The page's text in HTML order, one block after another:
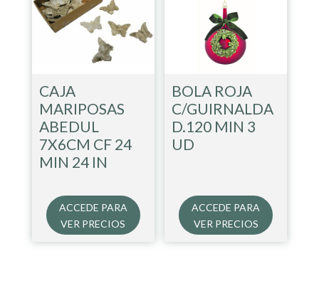
CAJA
MARIPOSAS
ABEDUL
7X6CM CF 24
MIN 24 IN
ACCEDE PARA
VER PRECIOS
BOLA ROJA
C/GUIRNALDA
D.120 MIN 3
UD
ACCEDE PARA
VER PRECIOS